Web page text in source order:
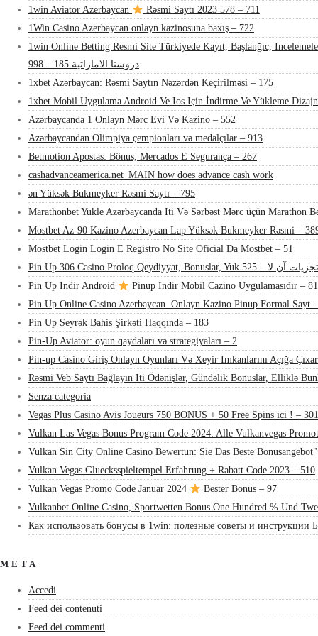
1win Aviator Azerbaycan
Rəsmi Saytı 2023 578 – 711
1Win Casino Azerbaycan onlayn kazinosuna baxış – 722
1win Online Betting Resmi Site Türkiyede Kayıt, Başlanğıc,
دروسنا الاماراتية 185 – 998
1xbet Azərbaycan: Rəsmi Saytın Nəzərdən Keçirilməsi – 175
1xbet Mobil Uygulama Android Ve Ios Için İndirme Ve Yükleme
Azərbaycanda 1 Onlayn Mərc Evi Və Kazino – 552
Azərbaycandan Olimpiya çempionları və medalçılar – 913
Betmotion Apostas: Bônus, Mercados E Segurança – 267
cashadvanceamerica.net_MAIN how does advance cash work
ən Yüksək Bukmeyker Rəsmi Saytı – 795
Marathonbet Yukle Azərbaycanda Iti Və Sərbəst Mərc üçün Marathon
Mostbet Az-90 Kazino Azerbaycan Lap Yüksək Bukmeyker Rəsmi –
Mostbet Login Login E Registro No Site Oficial Da Mostbet – 51
Pin Up 306 Casino Proloq Qeydiyyat, Bonuslar, Yuk تجزیات آن لا – 525
Pin Up Indir Android
Pinup Indir Mobil Cazino Uygulamasıdır –
Pin Up Online Casino Azerbaycan ️ Onlayn Kazino Pinup Formal Sayt
Pin Up Seyrək Bahis Şirkəti Haqqında – 183
Pin-Up Aviator: oyun qaydaları və strategiyaları – 2
Pin-up Casino Giriş Onlayn Oyunları Və Xeyir Imkanlarını Açığa
Rəsmi Veb Saytı Bağlayın️ Iti Ödənişlər, Gündəlik Bonuslar, Elliklə
Senza categoria
Vegas Plus Casino Avis Joueurs 750 BONUS + 50 Free Spins ici ! – 301
Vulkan Las Vegas Bonus Program Code 2024: Alle Vulkanvegas
Vulkan Sin City Online Casino Bewertun: Sie Das Beste
Vulkan Vegas Gluecksspieltempel Erfahrung + Rabatt Code 2023 – 510
Vulkan Vegas Promo Code Januar 2024
Bester Bonus – 97
Vulkanbet Online Casino, Sportwetten Bonus One Hundred % Und
Как использовать бонусы в 1win: полезные советы и инструкции
META
Accedi
Feed dei contenuti
Feed dei commenti